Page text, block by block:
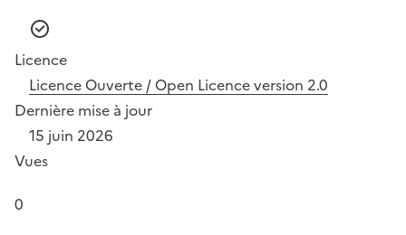
Licence
Licence Ouverte / Open Licence version 2.0
Dernière mise à jour
15 juin 2026
Vues
0